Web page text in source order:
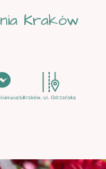
Kraków